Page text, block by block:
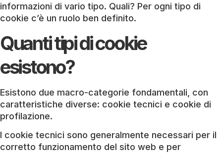
informazioni di vario tipo. Quali? Per ogni tipo di
cookie c’è un ruolo ben definito.
Quanti tipi di cookie
esistono?
Esistono due macro-categorie fondamentali, con
caratteristiche diverse: cookie tecnici e cookie di
profilazione.
I cookie tecnici sono generalmente necessari per il
corretto funzionamento del sito web e per